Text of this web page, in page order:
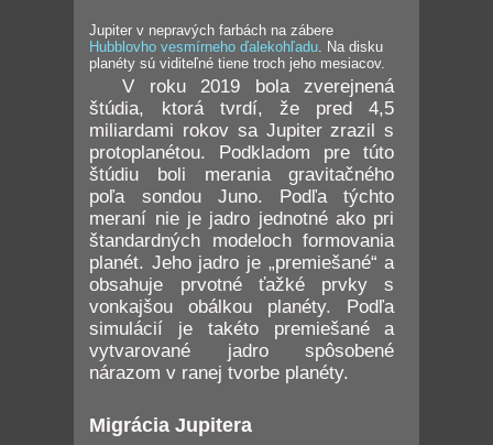
Jupiter v nepravých farbách na zábere
Hubblovho vesmírneho ďalekohľadu. Na disku
planéty sú viditeľné tiene troch jeho mesiacov.
V roku 2019 bola zverejnená
štúdia, ktorá tvrdí, že pred 4,5
miliardami rokov sa Jupiter zrazil s
protoplanétou. Podkladom pre túto
štúdiu boli merania gravitačného
poľa sondou Juno. Podľa týchto
meraní nie je jadro jednotné ako pri
štandardných modeloch formovania
planét. Jeho jadro je „premiešané“ a
obsahuje prvotné ťažké prvky s
vonkajšou obálkou planéty. Podľa
simulácií je takéto premiešané a
vytvarované jadro spôsobené
nárazom v ranej tvorbe planéty.
Migrácia Jupitera